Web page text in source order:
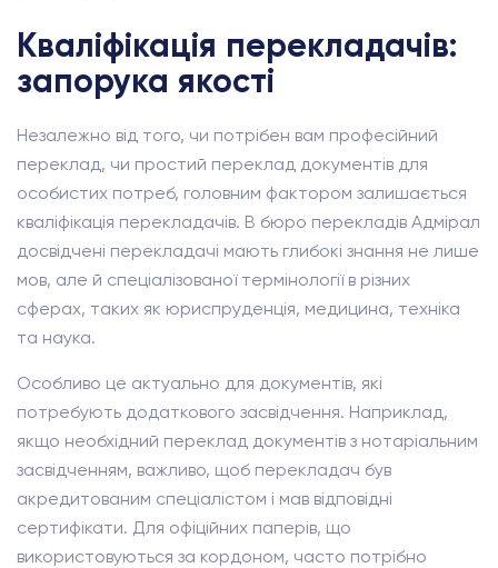
Кваліфікація перекладачів:
запорука якості
Незалежно від того, чи потрібен вам професійний
переклад, чи простий переклад документів для
особистих потреб, головним фактором залишається
кваліфікація перекладачів. В бюро перекладів Адмірал
досвідчені перекладачі мають глибокі знання не лише
мов, але й спеціалізованої термінології в різних
сферах, таких як юриспруденція, медицина, техніка
та наука.
Особливо це актуально для документів, які
потребують додаткового засвідчення. Наприклад,
якщо необхідний переклад документів з нотаріальним
засвідченням, важливо, щоб перекладач був
акредитованим спеціалістом і мав відповідні
сертифікати. Для офіційних паперів, що
використовуються за кордоном, часто потрібно